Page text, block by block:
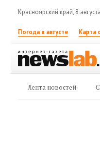
Красноярский край, 8 августа
Погода в августе Карта
Лента новостей